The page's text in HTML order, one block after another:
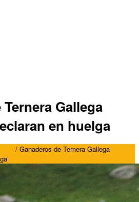
Gallega
en huelga
/ Ganaderos de Ternera Gallega